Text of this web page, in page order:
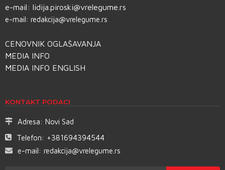
e-mail: lidija.piroski@vrelegume.rs
e-mail: redakcija@vrelegume.rs
CENOVNIK OGLAŠAVANJA
MEDIA INFO
MEDIA INFO ENGLISH
KONTAKT PODACI
Adresa: Novi Sad
Telefon: +381694394544
e-mail: redakcija@vrelegume.rs